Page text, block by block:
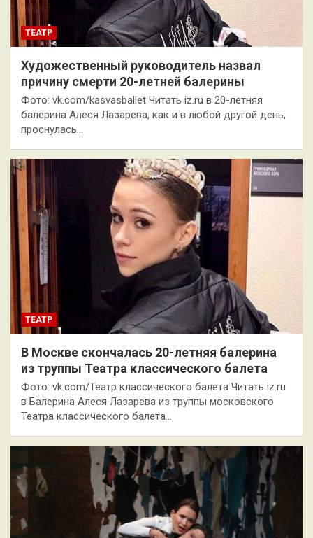
ТЕАТР
Художественный руководитель назвал
причину смерти 20-летней балерины
Фото: vk.com/kasvasballet Читать iz.ru в 20-летняя
балерина Алеся Лазарева, как и в любой другой день,
проснулась…
ТЕАТР
В Москве скончалась 20-летняя балерина
из труппы Театра классического балета
Фото: vk.com/Театр классического балета Читать iz.ru
в Балерина Алеся Лазарева из труппы московского
Театра классического балета…